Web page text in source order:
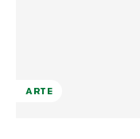
ARTE